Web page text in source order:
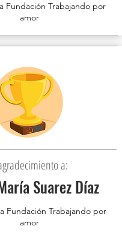
Fundación Trabajando por
amor
a:
Suarez Díaz
Fundación Trabajando por
amor